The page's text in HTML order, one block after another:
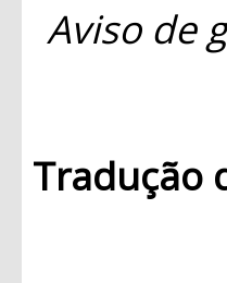
Aviso de
Tradução